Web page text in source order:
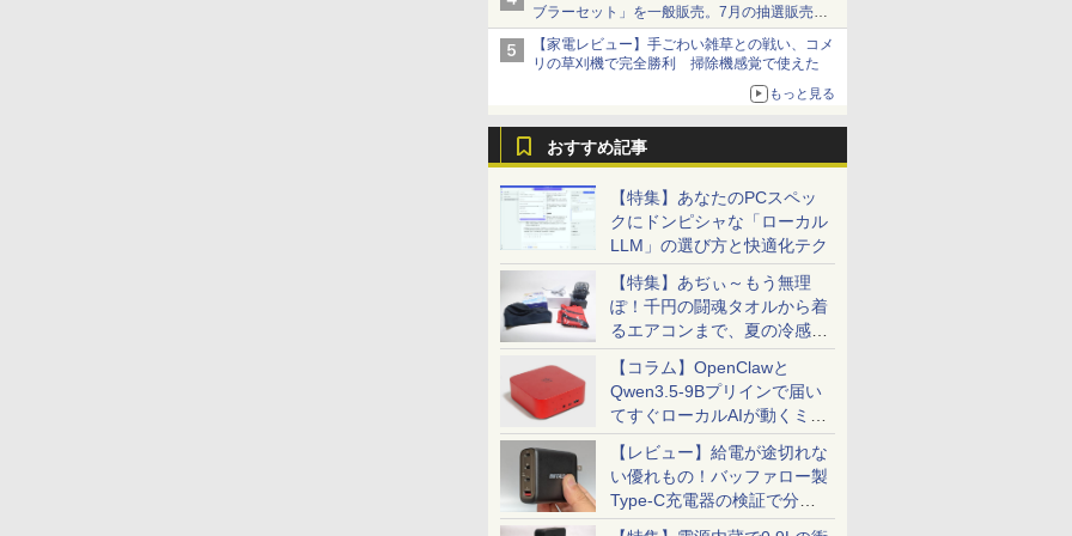
ブラーセット」を一般販売。7月の抽選販売の
当選無効分
【家電レビュー】手ごわい雑草との戦い、コメ
リの草刈機で完全勝利 掃除機感覚で使えた
もっと見る
おすすめ記事
【特集】あなたのPCスペッ
クにドンピシャな「ローカル
LLM」の選び方と快適化テク
【特集】あぢぃ～もう無理
ぽ！千円の闘魂タオルから着
るエアコンまで、夏の冷感グ
ッズ一挙紹介
【コラム】OpenClawと
Qwen3.5-9Bプリインで届い
てすぐローカルAIが動くミニ
PC「SER9 Pro」
【レビュー】給電が途切れな
い優れもの！バッファロー製
Type-C充電器の検証で分か
ったこと